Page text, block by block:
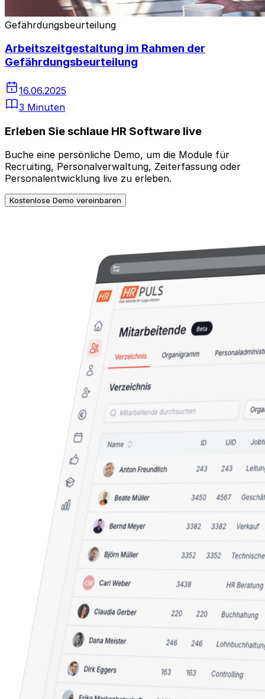
Gefährdungsbeurteilung
Arbeitszeitgestaltung im Rahmen der
Gefährdungsbeurteilung
16.06.2025
3 Minuten
Erleben Sie schlaue HR Software live
Buche eine persönliche Demo, um die Module für
Recruiting, Personalverwaltung, Zeiterfassung oder
Personalentwicklung live zu erleben.
Kostenlose Demo vereinbaren